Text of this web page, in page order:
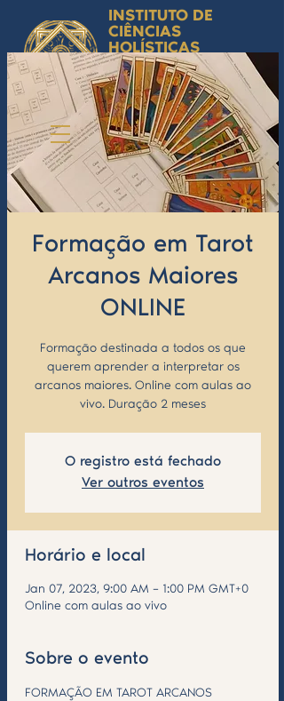
INSTITUTO DE
CIÊNCIAS
HOLÍSTICAS
by Isabel Valente Gomes
Ciência Simbólica
Aplicada e
Desenvolvimento
Humano
Formação em Tarot
Arcanos Maiores
ONLINE
Formação destinada a todos os que
querem aprender a interpretar os
arcanos maiores. Online com aulas ao
vivo. Duração 2 meses
O registro está fechado
Ver outros eventos
Horário e local
Jan 07, 2023, 9:00 AM – 1:00 PM GMT+0
Online com aulas ao vivo
Sobre o evento
FORMAÇÃO EM TAROT ARCANOS